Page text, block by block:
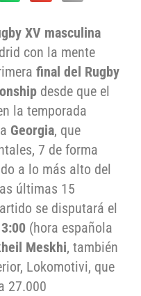
XV masculina
con la mente
final del Rugby
desde que el
la temporada
Georgia, que
7 de forma
a lo más alto del
últimas 15
se disputará el
(hora española
Meskhi, también
Lokomotivi, que
27.000